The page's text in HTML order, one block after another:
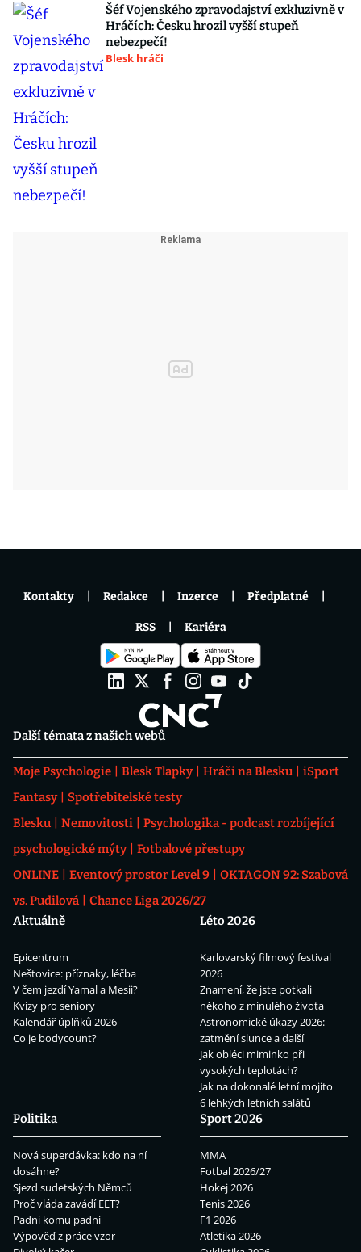
Šéf Vojenského zpravodajství exkluzivně v
Hráčích: Česku hrozil vyšší stupeň
nebezpečí!
Blesk hráči
Další témata z našich webů
Moje Psychologie Blesk Tlapky Hráči na Blesku
iSport
Fantasy
Spotřebitelské testy
Blesku
Nemovitosti
Psychologika - podcast rozbíjející
psychologické mýty
Fotbalové přestupy
ONLINE
Eventový prostor Level 9
OKTAGON 92: Szabová
vs. Pudilová
Chance Liga 2026/27
Aktuálně
Epicentrum
Neštovice: příznaky, léčba
V čem jezdí Yamal a Mesii?
Kvízy pro seniory
Kalendář úplňků 2026
Co je bodycount?
Léto 2026
Karlovarský filmový festival
2026
Znamení, že jste potkali
někoho z minulého života
Astronomické úkazy 2026:
zatmění slunce a další
Jak obléci miminko při
vysokých teplotách?
Jak na dokonalé letní mojito
6 lehkých letních salátů
Politika
Nová superdávka: kdo na ní
dosáhne?
Sjezd sudetských Němců
Proč vláda zavádí EET?
Padni komu padni
Výpověď z práce vzor
Sport 2026
MMA
Fotbal 2026/27
Hokej 2026
Tenis 2026
F1 2026
Atletika 2026
Kontakty Redakce Inzerce Předplatné
RSS Kariéra